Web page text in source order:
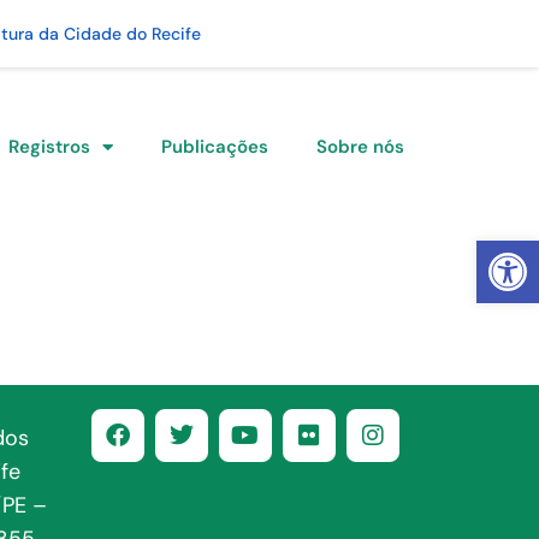
Abrir
da Cidade do Recife
Registros Publicações Sobre nós
–